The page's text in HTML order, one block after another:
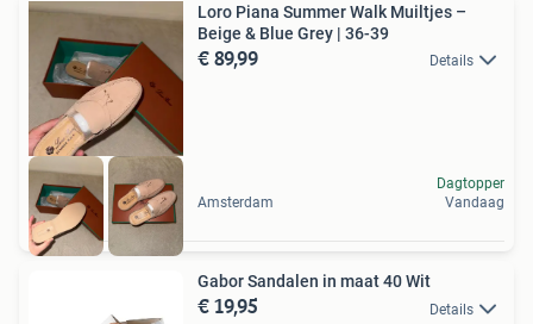
Loro Piana Summer Walk Muiltjes –
Beige & Blue Grey | 36-39
€ 89,99 Details
Amsterdam
Dagtopper
Vandaag
Gabor Sandalen in maat 40 Wit
€ 19,95 Details